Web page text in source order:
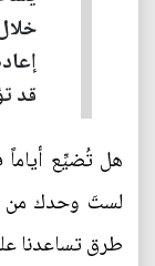
قد
هل تُضيِّع
لستَ وحدك من
طرق تساعدنا